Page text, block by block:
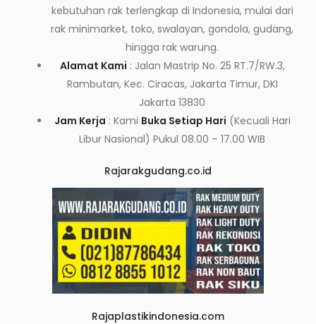
kebutuhan rak terlengkap di Indonesia, mulai dari
rak minimarket, toko, swalayan, gondola, gudang,
hingga rak warung.
Alamat Kami : Jalan Mastrip No. 25 RT.7/RW.3,
Rambutan, Kec. Ciracas, Jakarta Timur, DKI
Jakarta 13830
Jam Kerja : Kami Buka Setiap Hari (Kecuali Hari
Libur Nasional) Pukul 08.00 – 17.00 WIB
Rajarakgudang.co.id
Rajaplastikindonesia.com